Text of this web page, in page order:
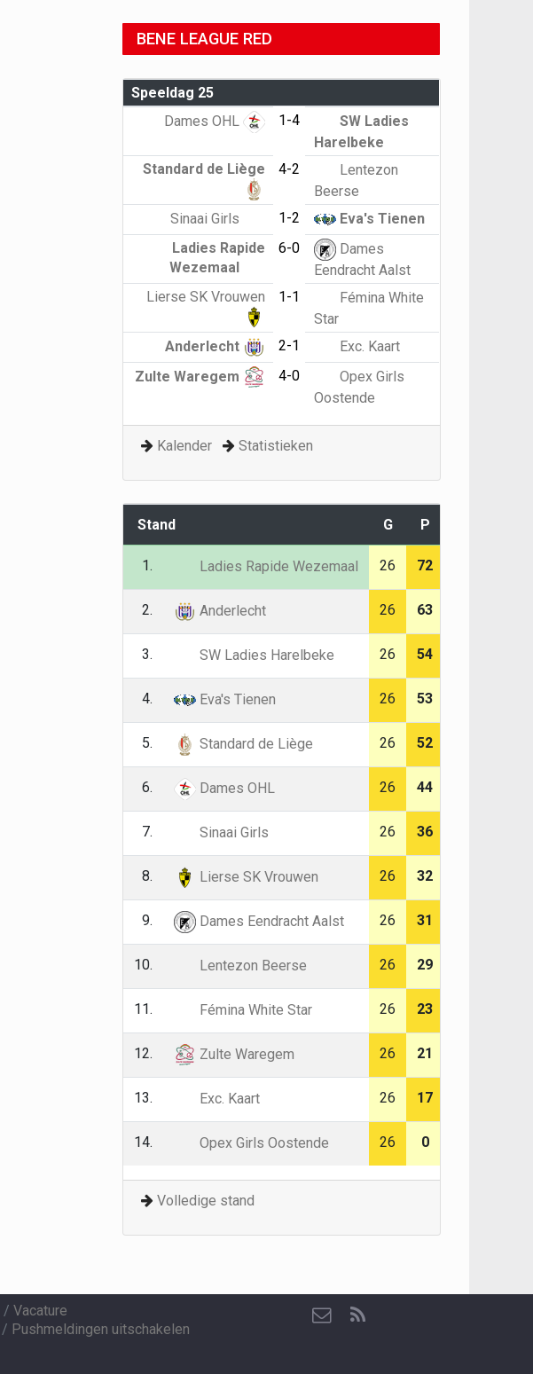
BENE LEAGUE RED
Speeldag 25
Dames OHL
1-4
SW Ladies
Harelbeke
Standard de Liège
4-2
Lentezon
Beerse
Sinaai Girls
1-2
Eva's Tienen
Ladies Rapide
Wezemaal
6-0
Dames
Eendracht Aalst
Lierse SK Vrouwen
1-1
Fémina White
Star
Anderlecht
2-1
Exc. Kaart
Zulte Waregem
4-0
Opex Girls
Oostende
Kalender Statistieken
Stand G P
1. Ladies Rapide Wezemaal 26 72
2. Anderlecht 26 63
3. SW Ladies Harelbeke 26 54
4. Eva's Tienen 26 53
5. Standard de Liège 26 52
6. Dames OHL 26 44
7. Sinaai Girls 26 36
8. Lierse SK Vrouwen 26 32
9. Dames Eendracht Aalst 26 31
10. Lentezon Beerse 26 29
11. Fémina White Star 26 23
12. Zulte Waregem 26 21
13. Exc. Kaart 26 17
14. Opex Girls Oostende 26 0
Volledige stand
/ Vacature
/ Pushmeldingen uitschakelen